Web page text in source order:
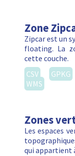
Zone
Zipcar est un
floating. La
cette couche.
CSV
GPKG
WMS
Zones
Les espaces
qui appartient